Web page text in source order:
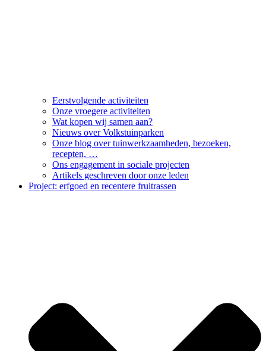
Eerstvolgende activiteiten
Onze vroegere activiteiten
Wat kopen wij samen aan?
Nieuws over Volkstuinparken
Onze blog over tuinwerkzaamheden, bezoeken,
recepten, …
Ons engagement in sociale projecten
Artikels geschreven door onze leden
Project: erfgoed en recentere fruitrassen